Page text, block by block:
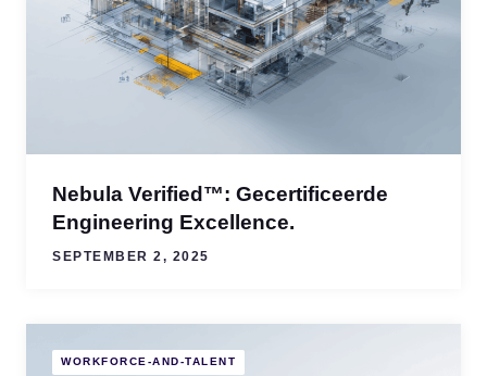
Nebula Verified™: Gecertificeerde
Engineering Excellence.
SEPTEMBER 2, 2025
WORKFORCE-AND-TALENT